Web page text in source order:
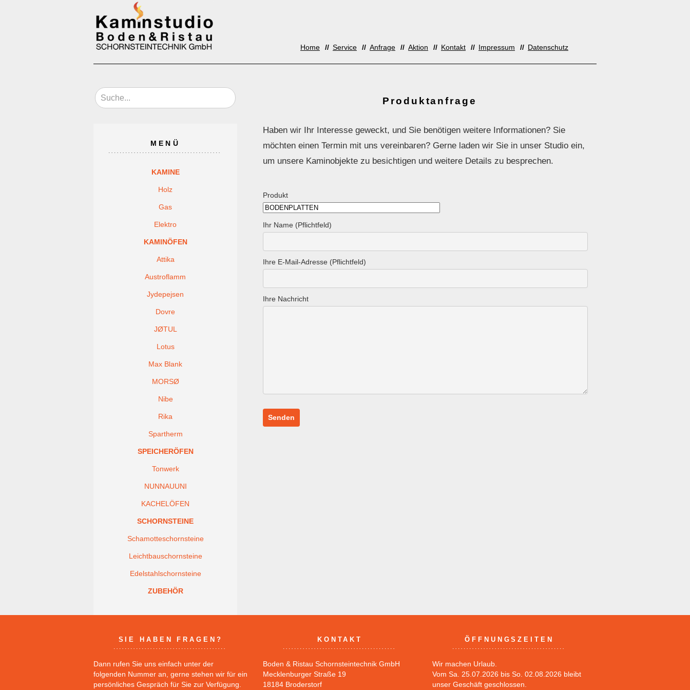
Home Service Anfrage Aktion Kontakt Impressum Datenschutz
Produktanfrage
Haben wir Ihr Interesse geweckt, und Sie benötigen weitere Informationen? Sie
möchten einen Termin mit uns vereinbaren? Gerne laden wir Sie in unser Studio ein,
um unsere Kaminobjekte zu besichtigen und weitere Details zu besprechen.
Produkt
Ihr Name (Pflichtfeld)
Ihre E-Mail-Adresse (Pflichtfeld)
Ihre Nachricht
MENÜ
KAMINE
Holz
Gas
Elektro
KAMINÖFEN
Attika
Austroflamm
Jydepejsen
Dovre
JØTUL
Lotus
Max Blank
MORSØ
Nibe
Rika
Spartherm
SPEICHERÖFEN
Tonwerk
NUNNAUUNI
KACHELÖFEN
SCHORNSTEINE
Schamotteschornsteine
Leichtbauschornsteine
Edelstahlschornsteine
ZUBEHÖR
SIE HABEN FRAGEN?
Dann rufen Sie uns einfach unter der
folgenden Nummer an, gerne stehen wir für ein
persönliches Gespräch für Sie zur Verfügung.
KONTAKT
Boden & Ristau Schornsteintechnik GmbH
Mecklenburger Straße 19
18184 Broderstorf
ÖFFNUNGSZEITEN
Wir machen Urlaub.
Vom Sa. 25.07.2026 bis So. 02.08.2026 bleibt
unser Geschäft geschlossen.